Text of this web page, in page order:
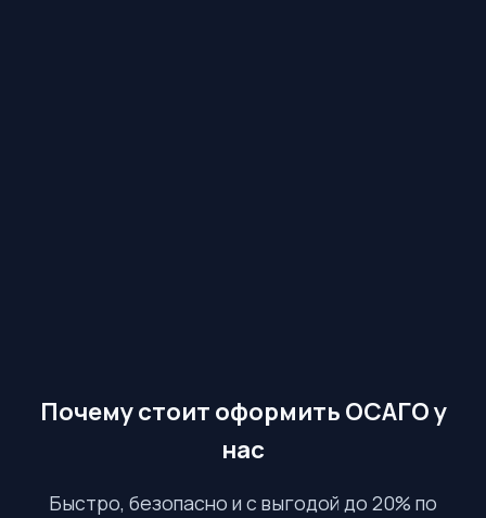
Почему стоит оформить ОСАГО у
нас
Быстро, безопасно и с выгодой до 20% по